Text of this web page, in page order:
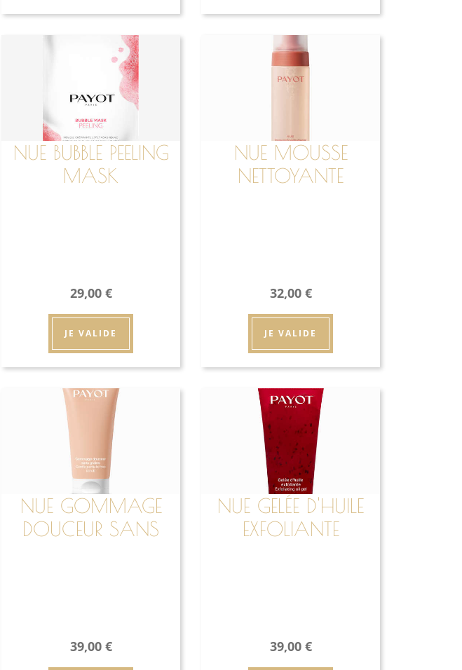
NUE BUBBLE PEELING
MASK
29,00 €
JE VALIDE
NUE MOUSSE
NETTOYANTE
32,00 €
JE VALIDE
NUE GOMMAGE
DOUCEUR SANS
39,00 €
NUE GELÉE D'HUILE
EXFOLIANTE
39,00 €